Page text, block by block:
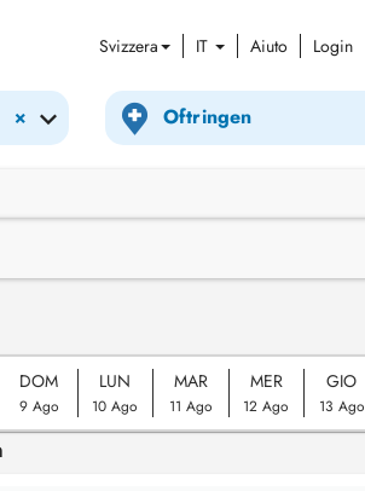
Svizzera IT Aiuto Login
×
DOM
9 Ago
LUN
10 Ago
MAR
11 Ago
MER
12 Ago
GIO
13 Ago